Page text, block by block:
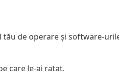
tău de operare și software-
care le-ai ratat.